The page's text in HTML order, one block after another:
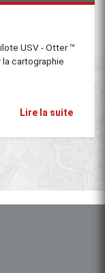
USV - Otter ™
cartographie
Lire la suite